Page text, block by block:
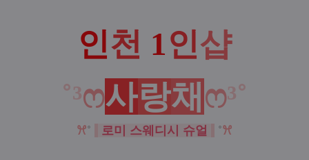
인천 1인샵
˚³ෆ사랑채 ෆ³˚
ꕮ˚ 로미 스웨디시 슈얼 ˚ꕮ